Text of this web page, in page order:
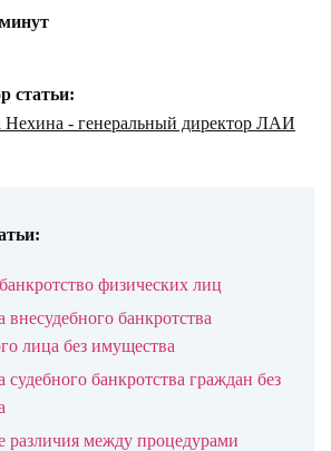
минут
статьи:
- генеральный директор ЛАИ
физических лиц
внесудебного банкротства
лица без имущества
судебного банкротства граждан без
различия между процедурами